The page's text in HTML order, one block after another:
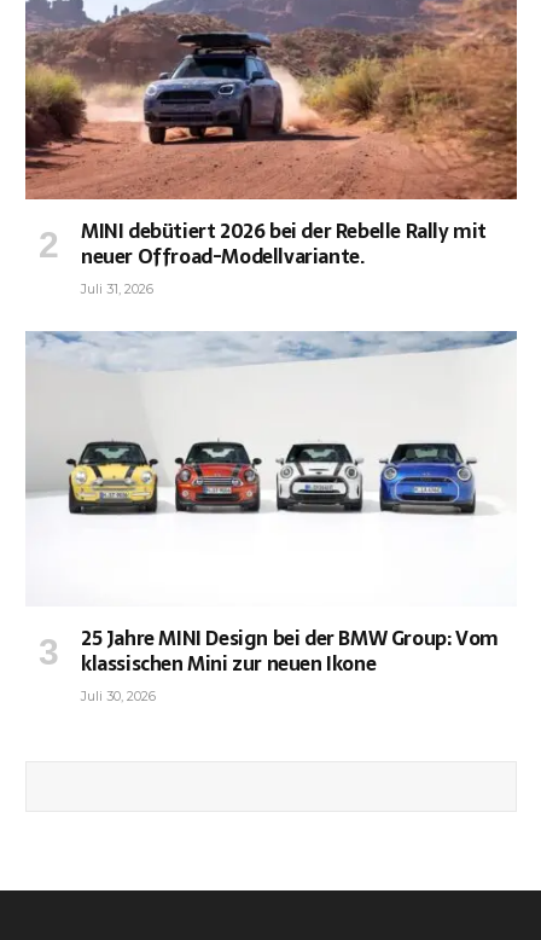
MINI debütiert 2026 bei der Rebelle Rally mit
neuer Offroad-Modellvariante.
Juli 31, 2026
25 Jahre MINI Design bei der BMW Group: Vom
klassischen Mini zur neuen Ikone
Juli 30, 2026